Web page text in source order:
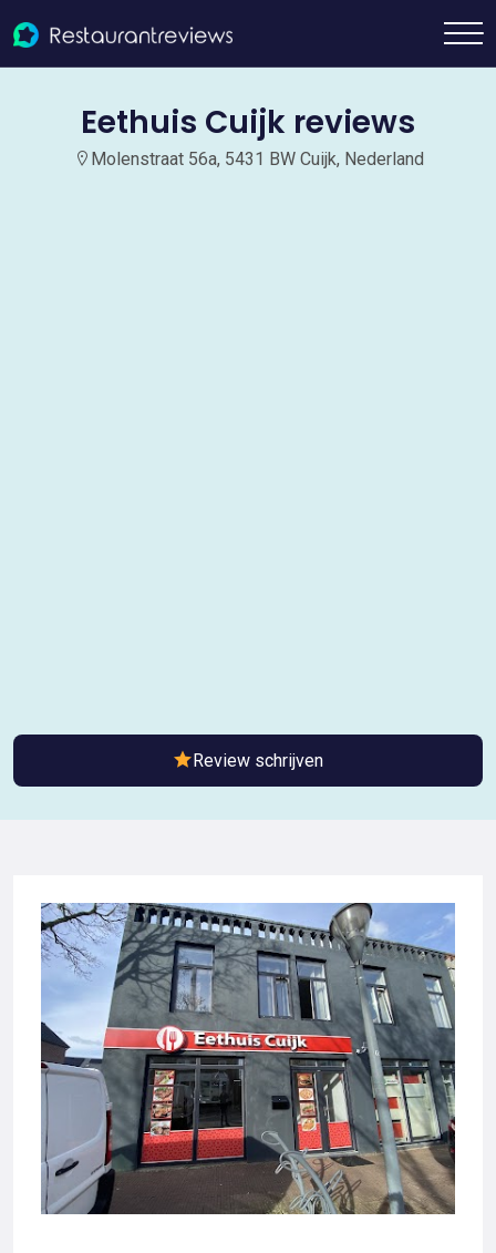
Eethuis Cuijk reviews
Molenstraat 56a, 5431 BW Cuijk, Nederland
Review schrijven